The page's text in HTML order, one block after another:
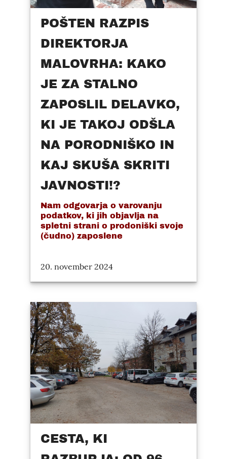
POŠTEN RAZPIS
DIREKTORJA
MALOVRHA: KAKO
JE ZA STALNO
ZAPOSLIL DELAVKO,
KI JE TAKOJ ODŠLA
NA PORODNIŠKO IN
KAJ SKUŠA SKRITI
JAVNOSTI!?
Nam odgovarja o varovanju
podatkov, ki jih objavlja na
spletni strani o prodoniški svoje
(čudno) zaposlene
20. november 2024
CESTA, KI